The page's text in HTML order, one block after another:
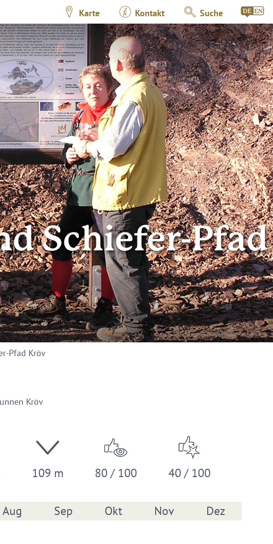
Karte Kontakt Suche
© Pia Leister-Dauns, Moselregion Traben-Trarbach Kröv
Schiefer-Pfad
Pfad Kröv
Kröv
109 m 80 / 100 40 / 100
Aug Sep Okt Nov Dez